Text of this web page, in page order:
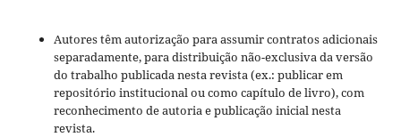
Autores têm autorização para assumir contratos adicionais
separadamente, para distribuição não-exclusiva da versão
do trabalho publicada nesta revista (ex.: publicar em
repositório institucional ou como capítulo de livro), com
reconhecimento de autoria e publicação inicial nesta
revista.